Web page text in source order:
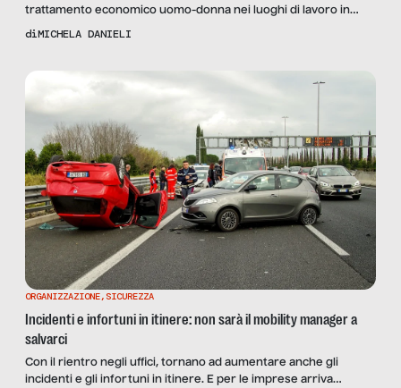
trattamento economico uomo-donna nei luoghi di lavoro in
Italia, risale al ’91. Ciò fa pensare che oggi dovremmo avere una
diMICHELA DANIELI
ORGANIZZAZIONE, SICUREZZA
Incidenti e infortuni in itinere: non sarà il mobility manager a
salvarci
Con il rientro negli uffici, tornano ad aumentare anche gli
incidenti e gli infortuni in itinere. E per le imprese arriva